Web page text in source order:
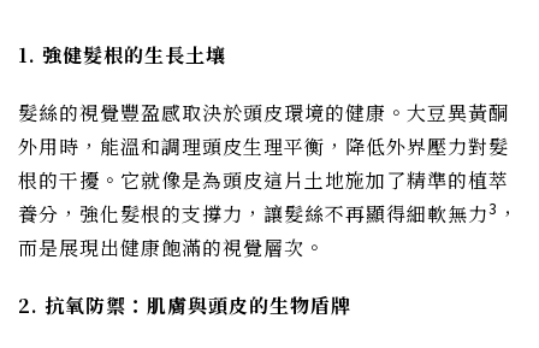
1. 強健髮根的生長土壤
髮絲的視覺豐盈感取決於頭皮環境的健康。大豆異黃酮
外用時，能溫和調理頭皮生理平衡，降低外界壓力對髮
根的干擾。它就像是為頭皮這片土地施加了精準的植萃
養分，強化髮根的支撐力，讓髮絲不再顯得細軟無力3 ，
而是展現出健康飽滿的視覺層次。
2. 抗氧防禦：肌膚與頭皮的生物盾牌